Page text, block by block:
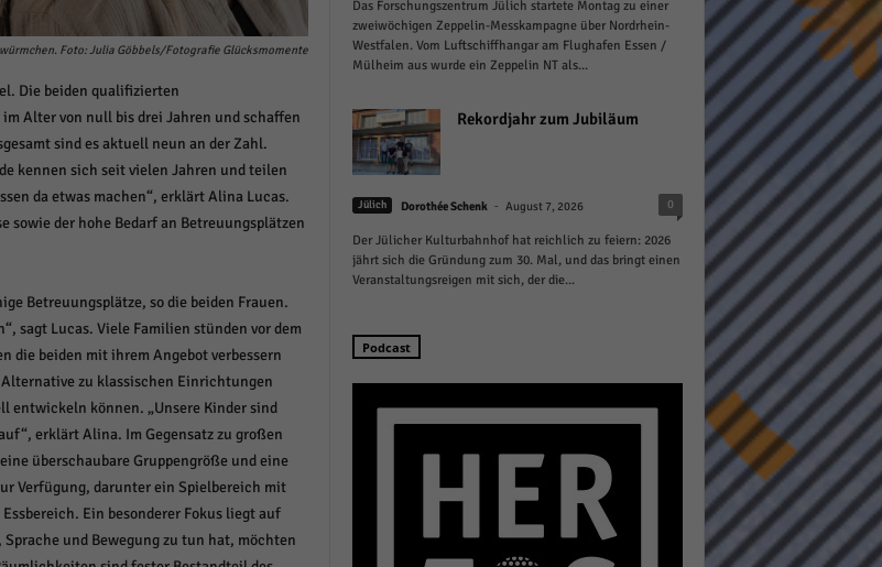
Foto: Julia Göbbels/Fotografie Glücksmomente
Die beiden qualifizierten
Alter von null bis drei Jahren und schaffen
sind es aktuell neun an der Zahl.
kennen sich seit vielen Jahren und teilen
da etwas machen“, erklärt Alina Lucas.
sowie der hohe Bedarf an Betreuungsplätzen
Betreuungsplätze, so die beiden Frauen.
sagt Lucas. Viele Familien stünden vor dem
die beiden mit ihrem Angebot verbessern
zu klassischen Einrichtungen
entwickeln können. „Unsere Kinder sind
erklärt Alina. Im Gegensatz zu großen
überschaubare Gruppengröße und eine
Verfügung, darunter ein Spielbereich mit
Ein besonderer Fokus liegt auf
und Bewegung zu tun hat, möchten
Das Forschungszentrum Jülich startete Montag zu einer
zweiwöchigen Zeppelin-Messkampagne über Nordrhein-
Westfalen. Vom Luftschiffhangar am Flughafen Essen /
Mülheim aus wurde ein Zeppelin NT als...
Rekordjahr zum Jubiläum
Jülich Dorothée Schenk - August 7, 2026 0
Der Jülicher Kulturbahnhof hat reichlich zu feiern: 2026
jährt sich die Gründung zum 30. Mal, und das bringt einen
Veranstaltungsreigen mit sich, der die...
Podcast
grundlegende Funktionen und sind für die einwandfreie
Cookie-Informationen anzeigen
Statistiken
Informationen anonym. Diese Informationen helfen uns zu verstehen,
Website nutzen.
von Drittanbietern oder Publishern verwendet, um personalisierte
tun dies, indem sie Besucher über Websites hinweg verfolgen.
Cookie-Informationen anzeigen
und Social-Media-Plattformen werden standardmäßig blockiert.
Medien akzeptiert werden, bedarf der Zugriff auf diese Inhalte
mehr.
Cookie-Informationen anzeigen